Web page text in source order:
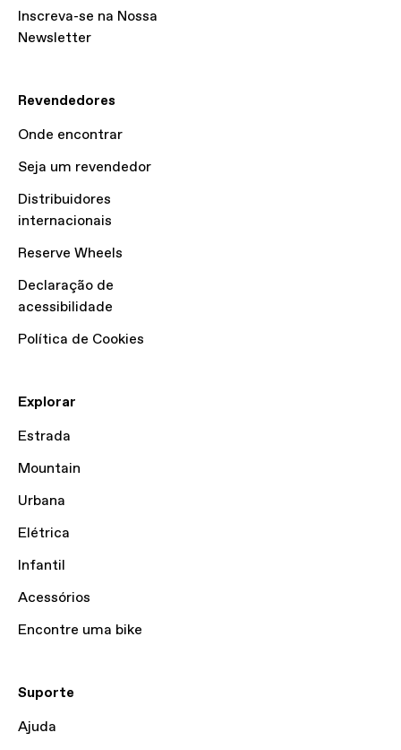
Inscreva-se na Nossa
Newsletter
Revendedores
Onde encontrar
Seja um revendedor
Distribuidores
internacionais
Reserve Wheels
Declaração de
acessibilidade
Política de Cookies
Explorar
Estrada
Mountain
Urbana
Elétrica
Infantil
Acessórios
Encontre uma bike
Suporte
Ajuda